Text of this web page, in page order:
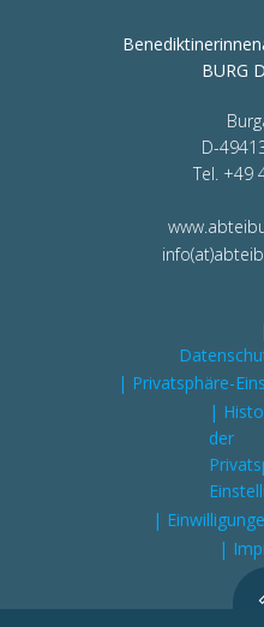
BURG
D-
Tel. +49
| Privatsphäre-
|
der
|
|